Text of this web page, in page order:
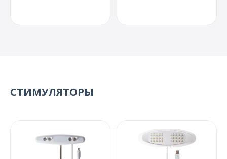
СТИМУЛЯТОРЫ